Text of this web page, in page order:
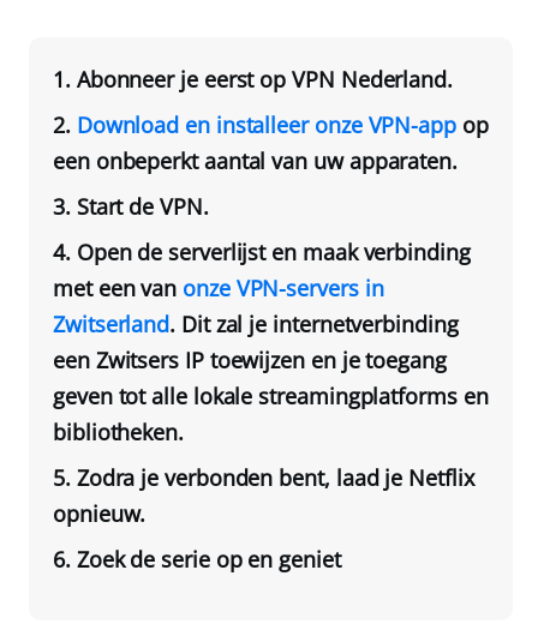
Abonneer je eerst opVPN Nederland.
Download en installeer onze VPN-appop
een onbeperkt aantal van uw apparaten.
Start de VPN.
Open de serverlijst en maak verbinding
met een van onze VPN-servers in
Zwitserland. Dit zal je internetverbinding
een Zwitsers IP toewijzen en je toegang
geven tot alle lokale streamingplatforms en
bibliotheken.
Zodra je verbonden bent, laad je Netflix
opnieuw.
Zoek de serie op en geniet